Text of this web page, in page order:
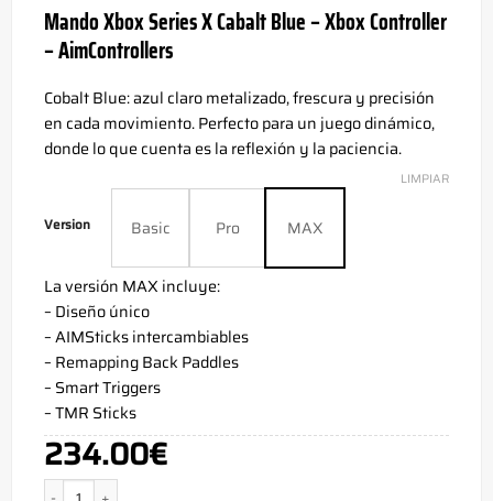
Mando Xbox Series X Cabalt Blue – Xbox Controller
– AimControllers
Cobalt Blue: azul claro metalizado, frescura y precisión
en cada movimiento. Perfecto para un juego dinámico,
donde lo que cuenta es la reflexión y la paciencia.
Version Basic Pro MAX
LIMPIAR
La versión MAX incluye:
– Diseño único
– AIMSticks intercambiables
– Remapping Back Paddles
– Smart Triggers
– TMR Sticks
234.00€
Mando Xbox Series X Cabalt Blue – Xbox Controller – AimControllers